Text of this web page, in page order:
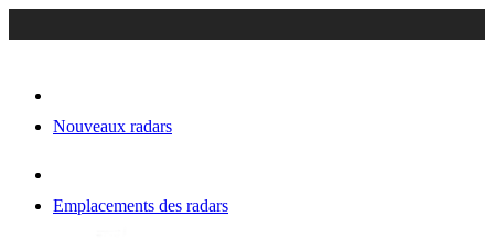
Nouveaux radars
Emplacements des radars